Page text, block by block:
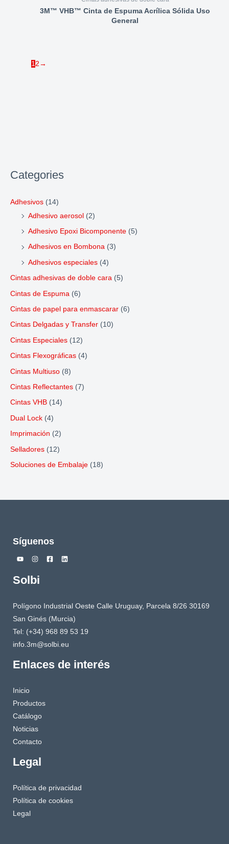
Categories
Adhesivos (14)
Adhesivo aerosol (2)
Adhesivo Epoxi Bicomponente (5)
Adhesivos en Bombona (3)
Adhesivos especiales (4)
Cintas adhesivas de doble cara (5)
Cintas de Espuma (6)
Cintas de papel para enmascarar (6)
Cintas Delgadas y Transfer (10)
Cintas Especiales (12)
Cintas Flexográficas (4)
Cintas Multiuso (8)
Cintas Reflectantes (7)
Cintas VHB (14)
Dual Lock (4)
Imprimación (2)
Selladores (12)
Soluciones de Embalaje (18)
3M™ VHB™ Cinta de Espuma Acrílica Sólida Uso
General
1 2 →
Síguenos
Solbi
Polígono Industrial Oeste Calle Uruguay, Parcela 8/26 30169
San Ginés (Murcia)
Tel: (+34) 968 89 53 19
info.3m@solbi.eu
Enlaces de interés
Inicio
Productos
Catálogo
Noticias
Contacto
Legal
Política de privacidad
Política de cookies
Legal